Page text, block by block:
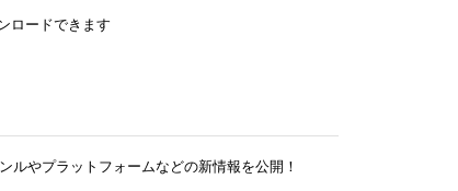
ロードできます
ルやプラットフォームなどの新情報を公開！